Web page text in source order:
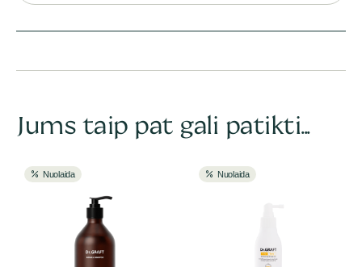
Jums taip pat gali patikti...
Nuolaida Nuolaida